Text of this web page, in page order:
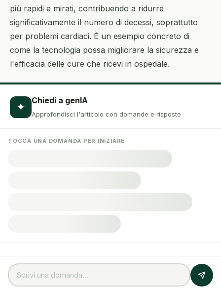
più rapidi e mirati, contribuendo a ridurre
significativamente il numero di decessi, soprattutto
per problemi cardiaci. È un esempio concreto di
come la tecnologia possa migliorare la sicurezza e
l'efficacia delle cure che ricevi in ospedale.
✦ Chiedi a genIA
Approfondisci l'articolo con domande e risposte
TOCCA UNA DOMANDA PER INIZIARE